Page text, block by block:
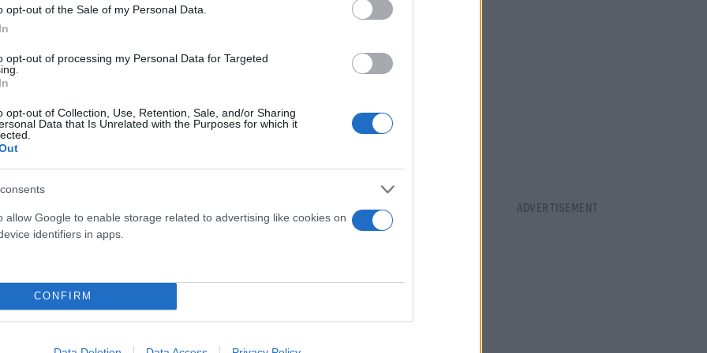
opt-out of the Sale of my Personal Data.
opt-out of processing my Personal Data for Targeted
opt-out of Collection, Use, Retention, Sale, and/or Sharing
Data that Is Unrelated with the Purposes for which it
allow Google to enable storage related to advertising like cookies on
identifiers in apps.
CONFIRM
στον 28χρονο – Πήρε
28χρονο Αιγύπτιο, έλαβε
27 Ιουλίου.
Flash.gr
ο ιατροδικαστής